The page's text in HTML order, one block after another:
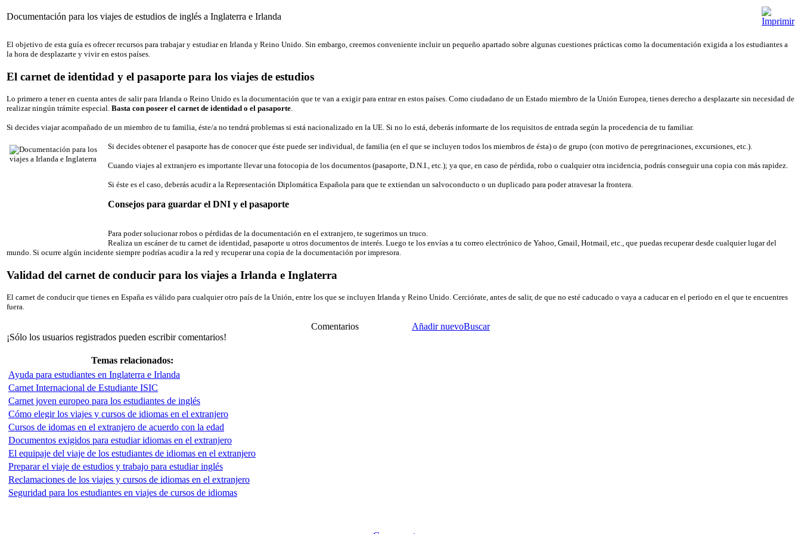
Documentación para los viajes de estudios de inglés a Inglaterra e Irlanda
El objetivo de esta guía es ofrecer recursos para trabajar y estudiar en Irlanda y Reino Unido. Sin embargo, creemos conveniente incluir un pequeño apartado sobre algunas cuestiones prácticas como la documentación exigida a los estudiantes a
la hora de desplazarte y vivir en estos países.
El carnet de identidad y el pasaporte para los viajes de estudios
Lo primero a tener en cuenta antes de salir para Irlanda o Reino Unido es la documentación que te van a exigir para entrar en estos países. Como ciudadano de un Estado miembro de la Unión Europea, tienes derecho a desplazarte sin necesidad de
realizar ningún trámite especial. Basta con poseer el carnet de identidad o el pasaporte.
Si decides viajar acompañado de un miembro de tu familia, éste/a no tendrá problemas si está nacionalizado en la UE. Si no lo está, deberás informarte de los requisitos de entrada según la procedencia de tu familiar.
Si decides obtener el pasaporte has de conocer que éste puede ser individual, de familia (en el que se incluyen todos los miembros de ésta) o de grupo (con motivo de peregrinaciones, excursiones, etc.).
Cuando viajes al extranjero es importante llevar una fotocopia de los documentos (pasaporte, D.N.I., etc.); ya que, en caso de pérdida, robo o cualquier otra incidencia, podrás conseguir una copia con más rapidez.
Si éste es el caso, deberás acudir a la Representación Diplomática Española para que te extiendan un salvoconducto o un duplicado para poder atravesar la frontera.
Consejos para guardar el DNI y el pasaporte
Para poder solucionar robos o pérdidas de la documentación en el extranjero, te sugerimos un truco.
Realiza un escáner de tu carnet de identidad, pasaporte u otros documentos de interés. Luego te los envías a tu correo electrónico de Yahoo, Gmail, Hotmail, etc., que puedas recuperar desde cualquier lugar del
mundo. Si ocurre algún incidente siempre podrías acudir a la red y recuperar una copia de la documentación por impresora.
Validad del carnet de conducir para los viajes a Irlanda e Inglaterra
El carnet de conducir que tienes en España es válido para cualquier otro país de la Unión, entre los que se incluyen Irlanda y Reino Unido. Cerciórate, antes de salir, de que no esté caducado o vaya a caducar en el periodo en el que te encuentres
fuera.
Comentarios Añadir nuevoBuscar
¡Sólo los usuarios registrados pueden escribir comentarios!
Temas relacionados:
Ayuda para estudiantes en Inglaterra e Irlanda
Carnet Internacional de Estudiante ISIC
Carnet joven europeo para los estudiantes de inglés
Cómo elegir los viajes y cursos de idiomas en el extranjero
Cursos de idomas en el extranjero de acuerdo con la edad
Documentos exigidos para estudiar idiomas en el extranjero
El equipaje del viaje de los estudiantes de idiomas en el extranjero
Preparar el viaje de estudios y trabajo para estudiar inglés
Reclamaciones de los viajes y cursos de idiomas en el extranjero
Seguridad para los estudiantes en viajes de cursos de idiomas